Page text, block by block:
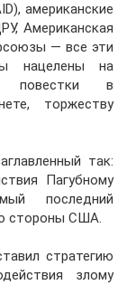
американские
Американская
— все эти
нацелены на
повестки в
торжеству
так:
Пагубному
последний
стороны США.
стратегию
злому